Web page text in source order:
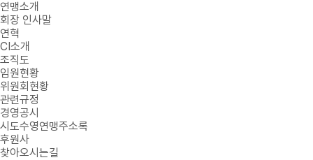
연맹소개
회장 인사말
연혁
CI소개
조직도
임원현황
위원회현황
관련규정
경영공시
시도수영연맹주소록
후원사
찾아오시는길